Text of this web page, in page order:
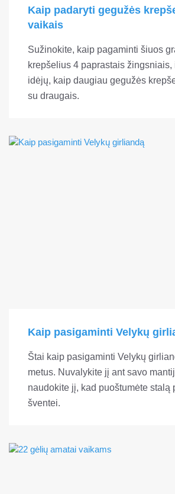
Kaip padaryti gegužės
vaikais
Sužinokite, kaip pagaminti šiuos
krepšelius 4 paprastais žingsniais,
idėjų, kaip daugiau gegužės
su draugais.
Kaip pasigaminti Velykų
Štai kaip pasigaminti Velykų
metus. Nuvalykite jį ant savo
naudokite jį, kad puoštumėte stalą
šventei.